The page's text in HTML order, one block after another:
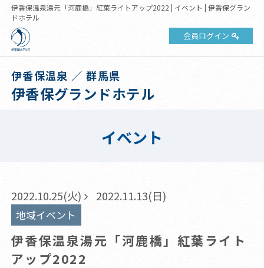
伊香保温泉湯元「河鹿橋」紅葉ライトアップ2022 | イベント | 伊香保グラン
ドホテル
会員ログイン
伊香保温泉 ／ 群馬県
伊香保グランドホテル
イベント
2022.10.25(火) 2022.11.13(日)
地域イベント
伊香保温泉湯元「河鹿橋」紅葉ライト
アップ2022